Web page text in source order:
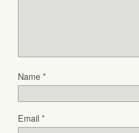
Name*
Email*